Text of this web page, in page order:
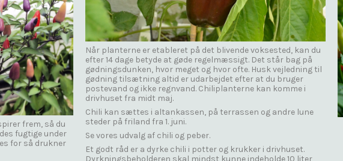
frem, så du
fugtige under
for så drukner
Når planterne er etableret på det blivende voksested, kan du
efter 14 dage betyde at gøde regelmæssigt. Det står bag på
gødningsdunken, hvor meget og hvor ofte. Husk vejledning til
gødning tilsætning altid er udarbejdet efter at du bruger
postevand og ikke regnvand. Chiliplanterne kan komme i
drivhuset fra midt maj.
Chili kan sættes i altankassen, på terrassen og andre lune
steder på friland fra 1. juni.
Se vores udvalg af chili og peber.
Et godt råd er a dyrke chili i potter og krukker i drivhuset.